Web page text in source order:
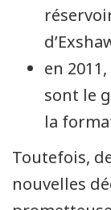
en
sont le
la
Toutefois,
nouvelles